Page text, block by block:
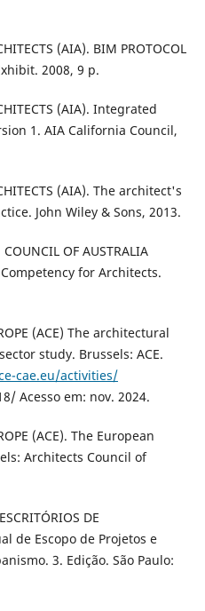
(AIA). BIM PROTOCOL
2008, 9 p.
(AIA). Integrated
1. AIA California Council,
(AIA). The architect's
John Wiley & Sons, 2013.
OF AUSTRALIA
for Architects.
(ACE) The architectural
study. Brussels: ACE.
cae.eu/activities/
Acesso em: nov. 2024.
(ACE). The European
Architects Council of
DE
de Escopo de Projetos e
3. Edição. São Paulo: